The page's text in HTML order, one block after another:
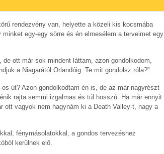
rendezvény van, helyette a közeli kis kocsmába
egy-egy sörre és én elmesélem a terveimet egy
ott már sok mindent láttam, azon gondolkodom,
a Niagarától Orlandóig. Te mit gondolsz róla?”
út? Azon gondolkodtam én is, de az már nagyrészt
rajta semmi izgalmas és túl hosszú. Ha már ennyit
vagyok nem hagynám ki a Death Valley-t, nagy a
fénymásolatokkal, a gondos tervezéshez
kerülnek elő.